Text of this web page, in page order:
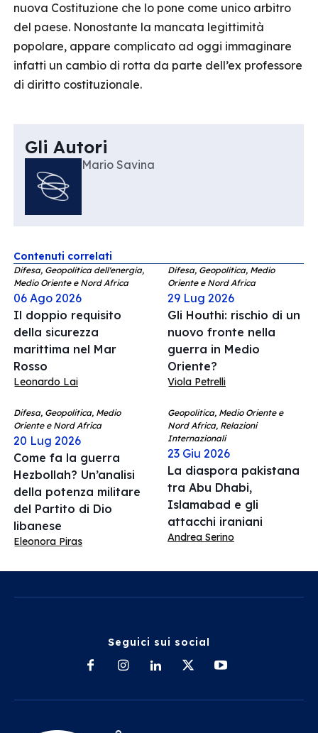
nuova Costituzione che lo pone come unico arbitro
del paese. Nonostante la mancata legittimità
popolare, appare complicato ad oggi immaginare
infatti un cambio di rotta da parte dell’ex professore
di diritto costituzionale.
Gli Autori
Mario Savina
Contenuti correlati
Difesa, Geopolitica dell'energia,
Medio Oriente e Nord Africa
06 Ago 2026
Il doppio requisito
della sicurezza
marittima nel Mar
Rosso
Leonardo Lai
Difesa, Geopolitica, Medio
Oriente e Nord Africa
29 Lug 2026
Gli Houthi: rischio di un
nuovo fronte nella
guerra in Medio
Oriente?
Viola Petrelli
Difesa, Geopolitica, Medio
Oriente e Nord Africa
20 Lug 2026
Come fa la guerra
Hezbollah? Un’analisi
della potenza militare
del Partito di Dio
libanese
Eleonora Piras
Geopolitica, Medio Oriente e
Nord Africa, Relazioni
Internazionali
23 Giu 2026
La diaspora pakistana
tra Abu Dhabi,
Islamabad e gli
attacchi iraniani
Andrea Serino
Seguici sui social